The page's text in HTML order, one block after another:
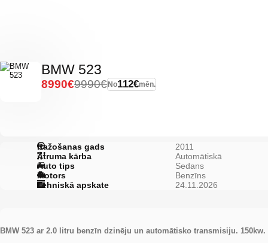
BMW 523
No112€mēn.
9990€
8990€
Ražošanas gads
2011
Ātruma kārba
Automātiskā
Auto tips
Sedans
Motors
Benzīns
Tehniskā apskate
24.11.2026
BMW 523 ar 2.0 litru benzīn dzinēju un automātisko transmisiju. 150kw.